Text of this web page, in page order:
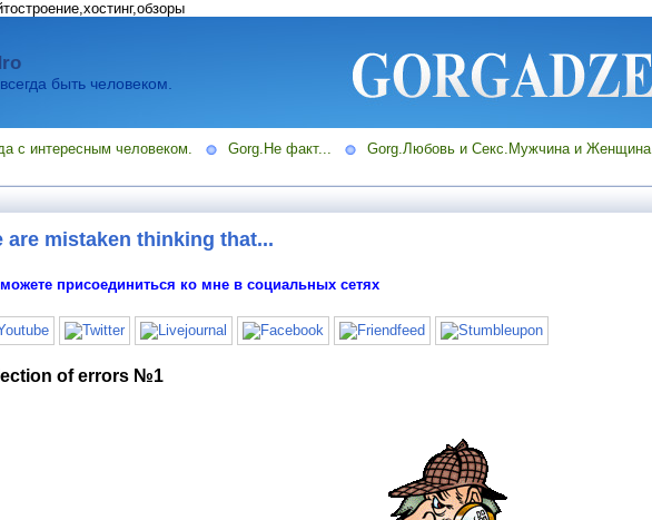
быть человеком.
с интересным человеком. Gorg.Не факт... Gorg.Любовь и Секс.Мужчина и Женщина
are mistaken thinking that...
присоединиться ко мне в социальных сетях
of errors №1